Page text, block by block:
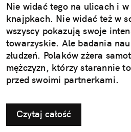
Nie widać tego na ulicach i
knajpkach. Nie widać też w
wszyscy pokazują swoje
towarzyskie. Ale badania
złudzeń. Polaków zżera
mężczyzn, którzy starannie
przed swoimi partnerkami.
Czytaj całość